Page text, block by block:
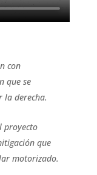
con
que se
la derecha.
proyecto
que
motorizado.